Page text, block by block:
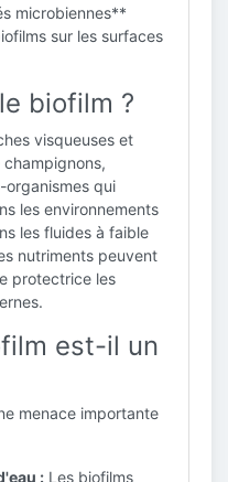
microbiennes**
sur les surfaces
biofilm ?
visqueuses et
qui
les environnements
les fluides à faible
nutriments peuvent
protectrice les
est-il un
menace importante
: Les biofilms